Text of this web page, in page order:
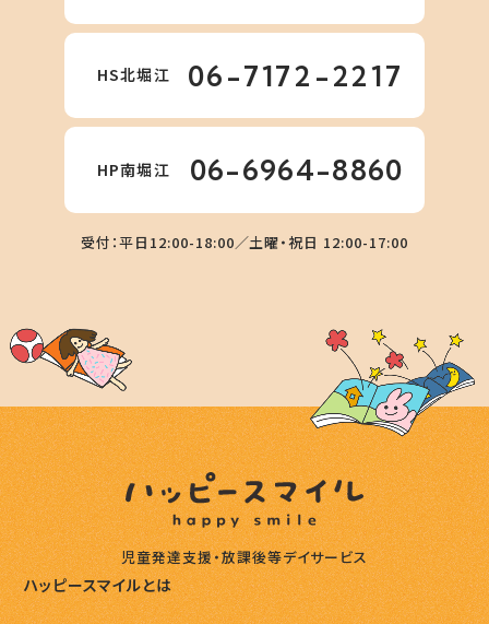
HS北堀江 06-7172-2217
HP南堀江 06-6964-8860
受付：平日12:00-18:00／土曜・祝日 12:00-17:00
児童発達支援・放課後等デイサービス
ハッピースマイルとは